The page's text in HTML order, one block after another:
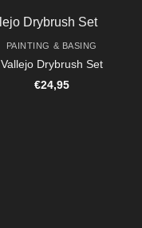
PAINTING & BASING
Vallejo Drybrush Set
€24,95